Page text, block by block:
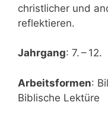
christ­li­cher und
reflektieren.
Jahr­gang: 7. – 12.
Arbeits­for­men:
Bibli­sche Lektüre